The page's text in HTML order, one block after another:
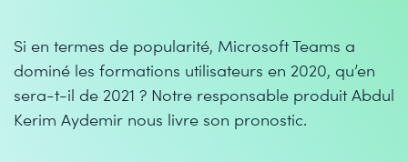
Si en termes de popularité, Microsoft Teams a
dominé les formations utilisateurs en 2020, qu’en
sera-t-il de 2021 ? Notre responsable produit Abdul
Kerim Aydemir nous livre son pronostic.